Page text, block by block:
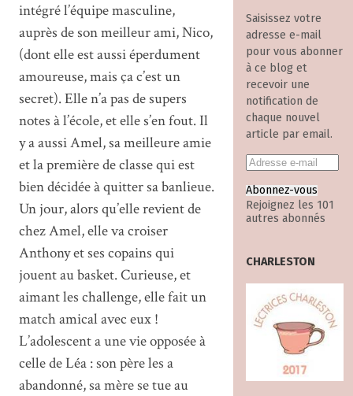
Saisissez votre
adresse e-mail
pour vous abonner
à ce blog et
recevoir une
notification de
chaque nouvel
article par email.
Abonnez-vous
Rejoignez les 101
autres abonnés
CHARLESTON
intégré l’équipe masculine,
auprès de son meilleur ami, Nico,
(dont elle est aussi éperdument
amoureuse, mais ça c’est un
secret). Elle n’a pas de supers
notes à l’école, et elle s’en fout. Il
y a aussi Amel, sa meilleure amie
et la première de classe qui est
bien décidée à quitter sa banlieue.
Un jour, alors qu’elle revient de
chez Amel, elle va croiser
Anthony et ses copains qui
jouent au basket. Curieuse, et
aimant les challenge, elle fait un
match amical avec eux !
L’adolescent a une vie opposée à
celle de Léa : son père les a
abandonné, sa mère se tue au